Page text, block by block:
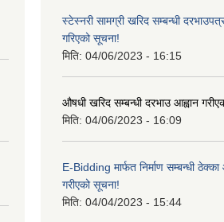
स्टेस्नरी सामग्री खरिद सम्बन्धी
गरिएको सूचना!
मिति: 04/06/2023 - 16:15
औषधी खरिद सम्बन्धी दरभाउ आह्वान
मिति: 04/06/2023 - 16:09
E-Bidding मार्फत निर्माण सम्बन्धी ठेक्का
गरीएको सूचना!
मिति: 04/04/2023 - 15:44